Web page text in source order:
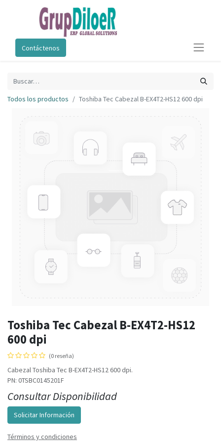
Contáctenos
Todos los productos Toshiba Tec Cabezal B-EX4T2-HS12 600 dpi
Toshiba Tec Cabezal B-EX4T2-HS12
600 dpi
(0 reseña)
Cabezal Toshiba Tec B-EX4T2-HS12 600 dpi.
PN: 0TSBC0145201F
Consultar Disponibilidad
Solicitar Información
Términos y condiciones